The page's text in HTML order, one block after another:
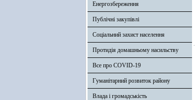
Енергозбереження
Публічні закупівлі
Соціальний захист населення
Протидія домашньому насильству
Все про COVID-19
Гуманітарний розвиток району
Влада і громадськість